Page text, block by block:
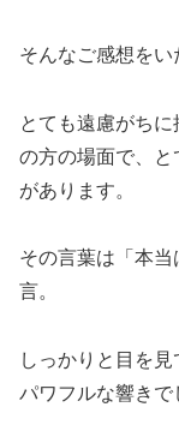
そんなご感想をい
とても遠慮がち
の方の場面で、
があります。
その言葉は「本
言。
しっかりと目を
パワフルな響きで